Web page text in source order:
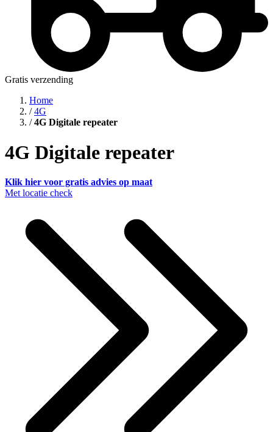
Gratis verzending
Home
/4G
/4G Digitale repeater
4G Digitale repeater
Klik hier voor gratis advies op maat
Met locatie check